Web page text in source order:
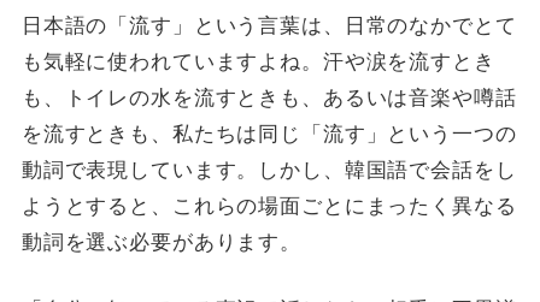
日本語の「流す」という言葉は、日常のなかでとて
も気軽に使われていますよね。汗や涙を流すとき
も、トイレの水を流すときも、あるいは音楽や噂話
を流すときも、私たちは同じ「流す」という一つの
動詞で表現しています。しかし、韓国語で会話をし
ようとすると、これらの場面ごとにまったく異なる
動詞を選ぶ必要があります。